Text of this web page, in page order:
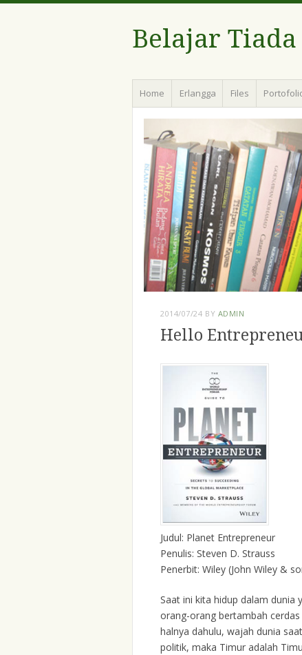
Belajar
Menu
Skip
to
content
Home Erlangga Files
2014/07/24 BY ADMIN
Hello
Judul: Planet Entrepreneur
Penulis: Steven D. Strauss
Penerbit: Wiley (John Wiley &
Saat ini kita hidup dalam dunia
orang-orang bertambah
halnya dahulu, wajah dunia
politik, maka Timur adalah